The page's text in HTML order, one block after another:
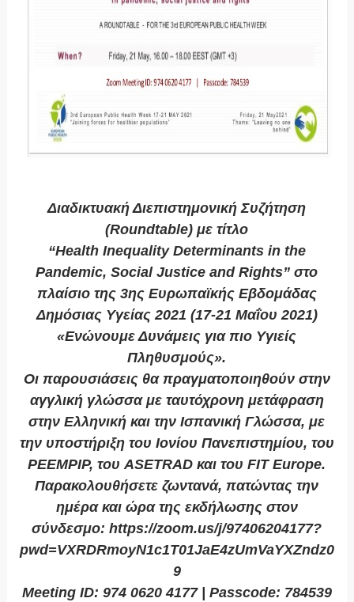
Διαδικτυακή Διεπιστημονική Συζήτηση
(Roundtable) με τίτλο
“Health Inequality Determinants in the
Pandemic, Social Justice and Rights” στο
πλαίσιο της 3ης Ευρωπαϊκής Εβδομάδας
Δημόσιας Υγείας 2021 (17-21 Μαΐου 2021)
«Ενώνουμε Δυνάμεις για πιο Υγιείς
Πληθυσμούς».
Οι παρουσιάσεις θα πραγματοποιηθούν στην
αγγλική γλώσσα με ταυτόχρονη μετάφραση
στην Ελληνική και την Ισπανική Γλώσσα, με
την υποστήριξη του Ιονίου Πανεπιστημίου, του
PEEMPIP, του ASETRAD και του FIT Europe.
Παρακολουθήσετε ζωντανά, πατώντας την
ημέρα και ώρα της εκδήλωσης στον
σύνδεσμο: https://zoom.us/j/97406204177?
pwd=VXRDRmoyN1c1T01JaE4zUmVaYXZndz0
9
Meeting ID: 974 0620 4177 | Passcode: 784539